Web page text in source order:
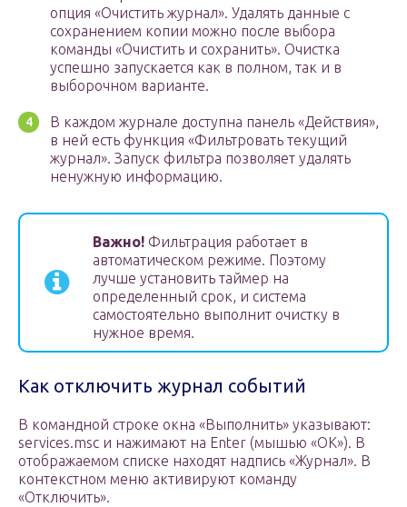
опция «Очистить журнал». Удалять данные с
сохранением копии можно после выбора
команды «Очистить и сохранить». Очистка
успешно запускается как в полном, так и в
выборочном варианте.
В каждом журнале доступна панель «Действия»,
в ней есть функция «Фильтровать текущий
журнал». Запуск фильтра позволяет удалять
ненужную информацию.
Важно! Фильтрация работает в
автоматическом режиме. Поэтому
лучше установить таймер на
определенный срок, и система
самостоятельно выполнит очистку в
нужное время.
Как отключить журнал событий
В командной строке окна «Выполнить» указывают:
services.msc и нажимают на Enter (мышью «ОК»). В
отображаемом списке находят надпись «Журнал». В
контекстном меню активируют команду
«Отключить».